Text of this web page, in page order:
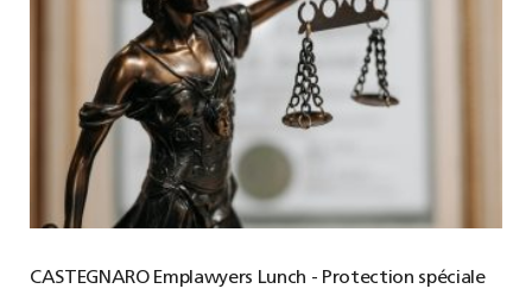
CASTEGNARO Emplawyers Lunch - Protection spéciale